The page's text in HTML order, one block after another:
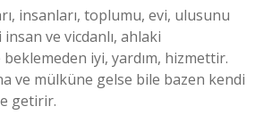
insanları, toplumu, evi, ulusunu
ve vicdanlı, ahlaki
iyi, yardım, hizmettir.
ve mülküne gelse bile bazen kendi
getirir.